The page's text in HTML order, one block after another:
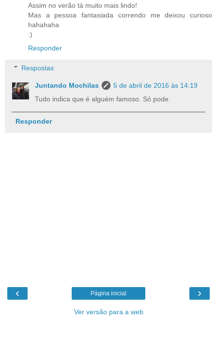
Assim no verão tá muito mais lindo!
Mas a pessoa fantasiada correndo me deixou curioso
hahahaha
:)
Responder
Respostas
Juntando Mochilas
5 de abril de 2016 às 14:19
Tudo indica que é alguém famoso. Só pode
Responder
‹ ›
Página inicial
Ver versão para a web